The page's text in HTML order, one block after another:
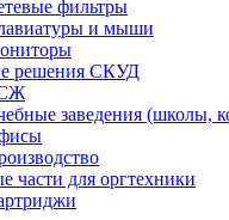
фильтры
и мыши
решения СКУД
заведения (школы,
части для оргтехники